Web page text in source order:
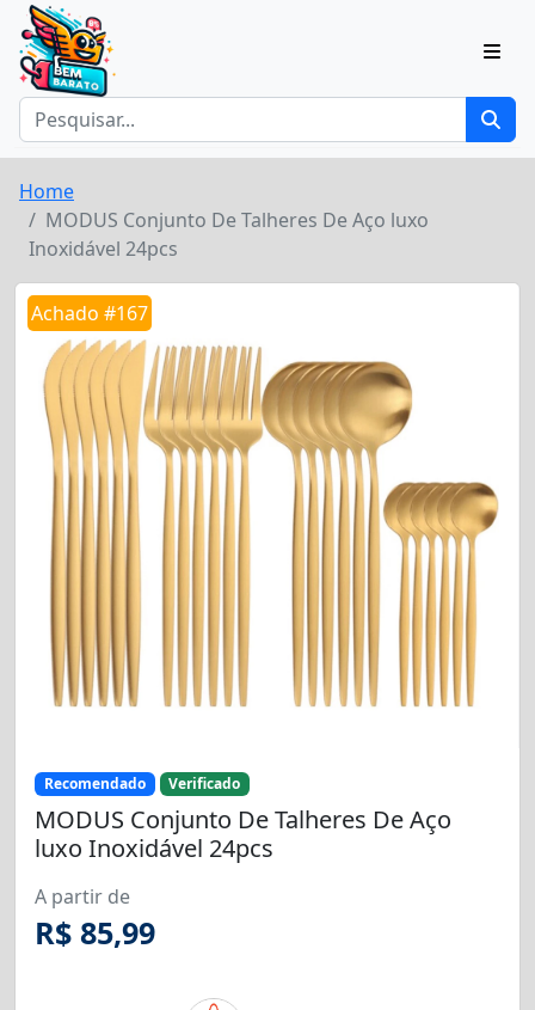
Home
MODUS Conjunto De Talheres De Aço luxo
Inoxidável 24pcs
Achado #167
Recomendado Verificado
MODUS Conjunto De Talheres De Aço
luxo Inoxidável 24pcs
A partir de
R$ 85,99